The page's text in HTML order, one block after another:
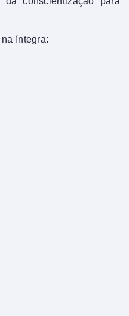
íntegra: